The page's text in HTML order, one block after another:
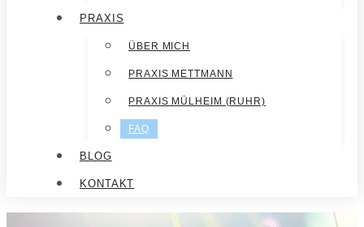
PRAXIS
ÜBER MICH
PRAXIS METTMANN
PRAXIS MÜLHEIM (RUHR)
FAQ
BLOG
KONTAKT